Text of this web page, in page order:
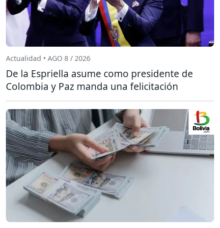
Actualidad • AGO 8 / 2026
De la Espriella asume como presidente de
Colombia y Paz manda una felicitación